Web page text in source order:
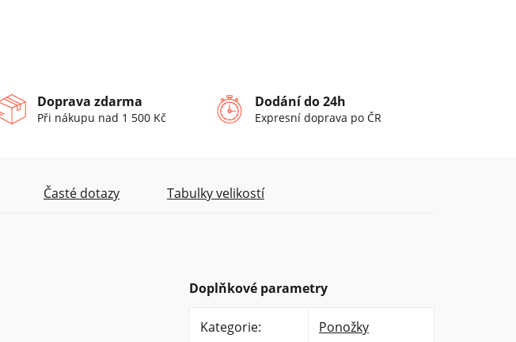
Doprava zdarma
Při nákupu nad 1 500 Kč
Dodání do 24h
Expresní doprava po ČR
Časté dotazy Tabulky velikostí
Doplňkové parametry
Kategorie: Ponožky